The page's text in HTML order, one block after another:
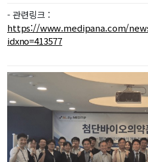
- 관련링크 :
https://www.medipana.com/
idxno=413577